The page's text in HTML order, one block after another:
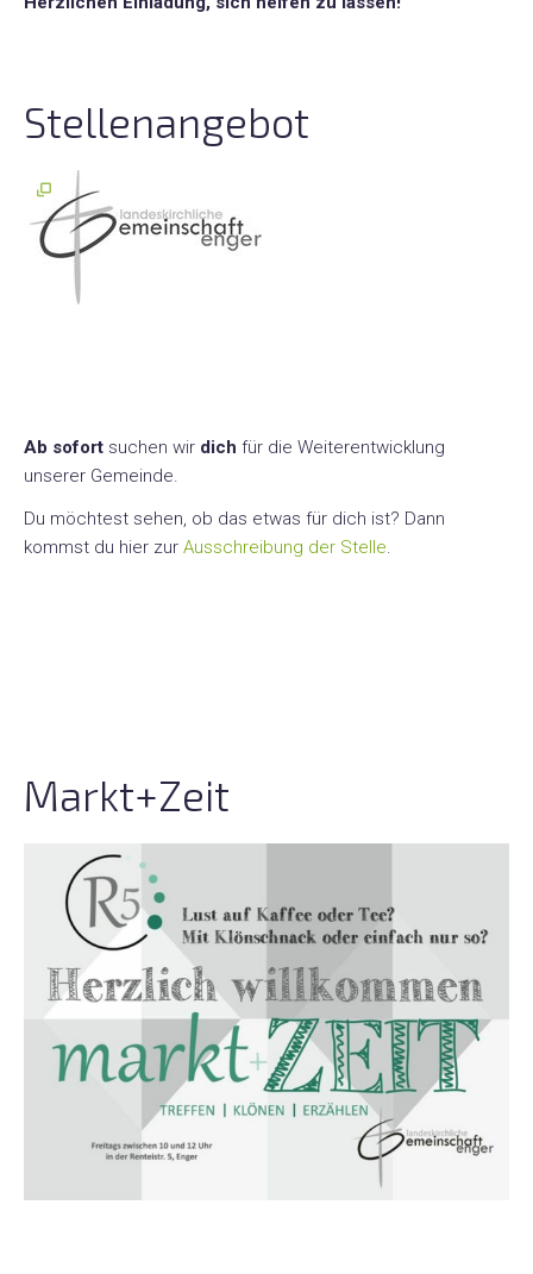
Stellenangebot
Ab sofort suchen wir dich für die Weiterentwicklung
unserer Gemeinde.
Du möchtest sehen, ob das etwas für dich ist? Dann
kommst du hier zur Ausschreibung der Stelle.
Markt+Zeit